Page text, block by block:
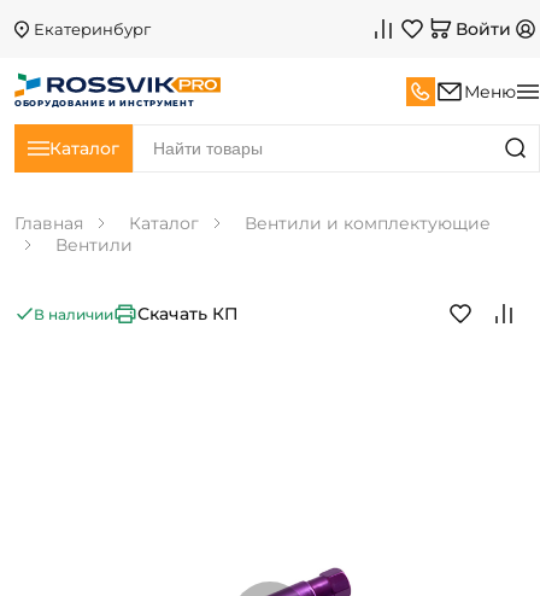
Екатеринбург Войти
ОБОРУДОВАНИЕ И ИНСТРУМЕНТ
Меню
Каталог
Главная Каталог
Вентили и комплектующие
Вентили
В наличии Скачать КП